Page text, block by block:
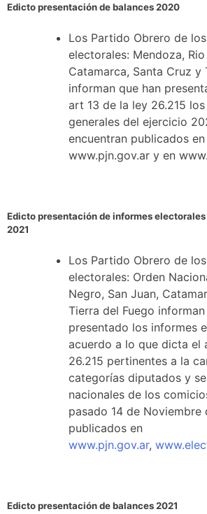
Edicto presentación de balances 2020
Los Partido Obrero de
electorales: Mendoza,
Catamarca, Santa Cruz y
informan que han
art 13 de la ley 26.215
generales del ejercicio
encuentran publicados
www.pjn.gov.ar y en
Edicto presentación de informes
2021
Los Partido Obrero de
electorales: Orden
Negro, San Juan,
Tierra del Fuego
presentado los informes
acuerdo a lo que dicta el
26.215 pertinentes a la
categorías diputados y
nacionales de los
pasado 14 de Noviembre
publicados en
www.pjn.gov.ar,
Edicto presentación de balances 2021